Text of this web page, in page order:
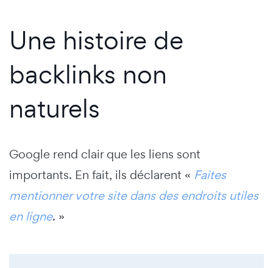
Une histoire de
backlinks non
naturels
Google rend clair que les liens sont
importants. En fait, ils déclarent « Faites
mentionner votre site dans des endroits utiles
en ligne. »